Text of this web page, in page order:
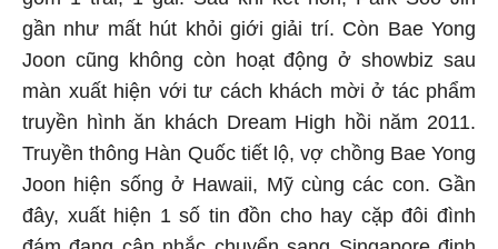
gần như mất hút khỏi giới giải trí. Còn Bae Yong
Joon cũng không còn hoạt động ở showbiz sau
màn xuất hiện với tư cách khách mời ở tác phẩm
truyền hình ăn khách Dream High hồi năm 2011.
Truyền thông Hàn Quốc tiết lộ, vợ chồng Bae Yong
Joon hiện sống ở Hawaii, Mỹ cùng các con. Gần
đây, xuất hiện 1 số tin đồn cho hay cặp đôi đình
đám đang cân nhắc chuyển sang Singapore định